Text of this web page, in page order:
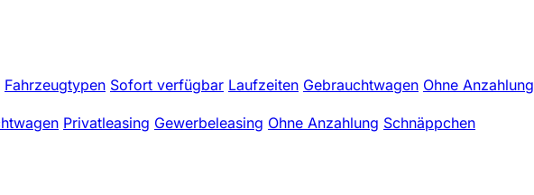
Fahrzeugtypen Sofort verfügbar Laufzeiten Gebrauchtwagen Ohne Anzahlung
Privatleasing Gewerbeleasing Ohne Anzahlung Schnäppchen